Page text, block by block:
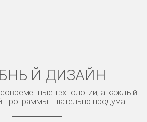
ДИЗАЙН
технологии, а каждый
программы тщательно продуман